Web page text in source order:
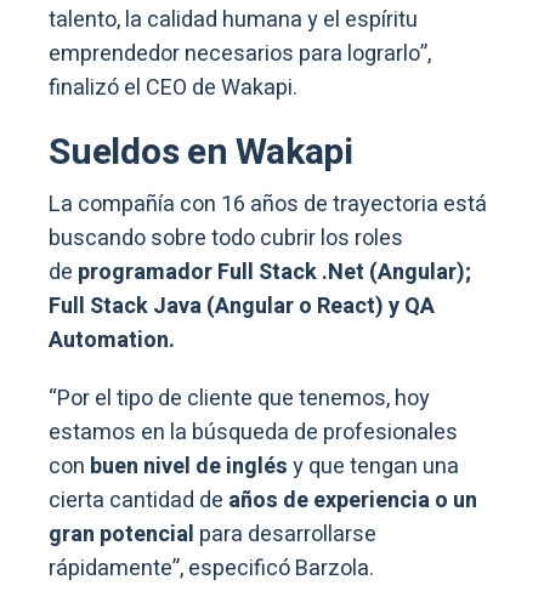
talento, la calidad humana y el espíritu
emprendedor necesarios para lograrlo”,
finalizó el CEO de Wakapi.
Sueldos en Wakapi
La compañía con 16 años de trayectoria está
buscando sobre todo cubrir los roles
de programador Full Stack .Net (Angular);
Full Stack Java (Angular o React) y QA
Automation.
“Por el tipo de cliente que tenemos, hoy
estamos en la búsqueda de profesionales
con buen nivel de inglésy que tengan una
cierta cantidad de años de experiencia o un
gran potencial para desarrollarse
rápidamente”, especificó Barzola.